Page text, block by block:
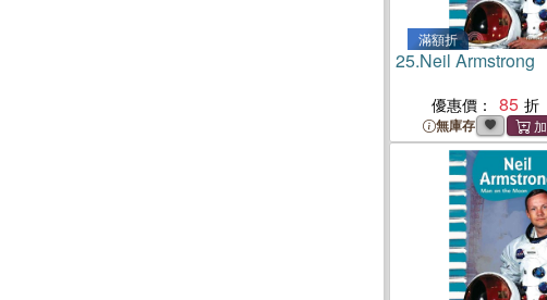
滿額折
25.Neil Armstrong
優惠價： 85
無庫存